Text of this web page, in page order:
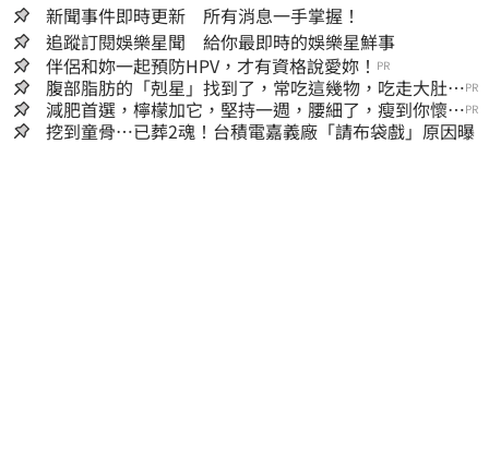
新聞事件即時更新 所有消息一手掌握！
追蹤訂閱娛樂星聞 給你最即時的娛樂星鮮事
伴侶和妳一起預防HPV，才有資格說愛妳！ PR
腹部脂肪的「剋星」找到了，常吃這幾物，吃走大肚
囊，瘦出小蠻腰
PR
減肥首選，檸檬加它，堅持一週，腰細了，瘦到你懷疑
人生
PR
挖到童骨…已葬2魂！台積電嘉義廠「請布袋戲」原因曝